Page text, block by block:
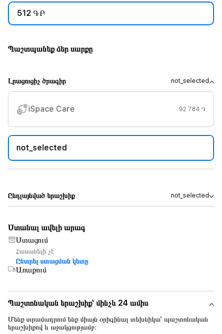
512 ԳԲ
Պաշտպանեք ձեր սարքը
Լրացուցիչ ծրագիր not_selected
iSpace Care 92 784 ֏
not_selected
Ընդլայնված երաշխիք not_selected
Ստանալ ավելի արագ
Ստացում
Հասանելի չէ
Ընտրել ստացման կետը
Առաքում
Պաշտոնական երաշխիք՝ մինչև 24 ամիս
Մենք տրամադրում ենք միայն օրիգինալ տեխնիկա՝ պաշտոնական
երաշխիքով և աջակցությամբ։